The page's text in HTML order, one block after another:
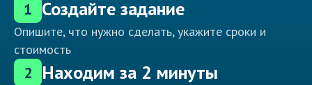
1 Создайте задание
Опишите, что нужно сделать, укажите сроки и
стоимость
2 Находим за 2 минуты